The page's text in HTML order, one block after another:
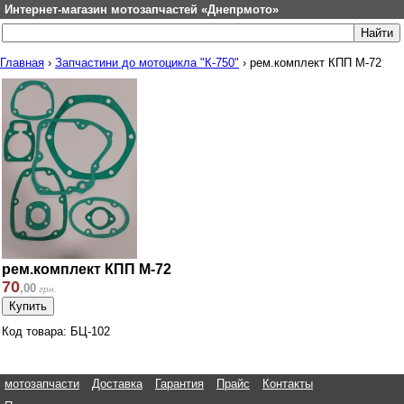
Интернет-магазин мотозапчастей «Днепрмото»
Главная › Запчастини до мотоцикла "К-750" › рем.комплект КПП М-72
рем.комплект КПП М-72
70,00 грн.
Код товара: БЦ-102
мотозапчасти Доставка Гарантия Прайс
Контакты